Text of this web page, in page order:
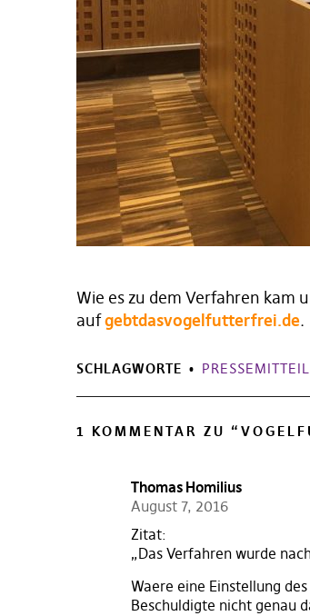
Wie es zu dem Verfahren kam
aufgebtdasvogelfutterfrei.de.
SCHLAGWORTE
1 KOMMENTAR ZU “
Thomas Homilius
August 7, 2016
Zitat:
„Das Verfahren wurde
Waere eine Einstellung
Beschuldigte nicht genau